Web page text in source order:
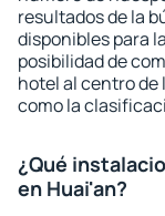
resultados de la
disponibles para
posibilidad de
hotel al centro de
como la
¿Qué
en Huai'an?